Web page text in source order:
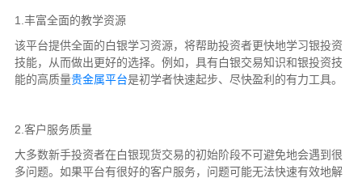
1.丰富全面的教学资源
该平台提供全面的白银学习资源，将帮助投资者更快地学习银投资
技能，从而做出更好的选择。例如，具有白银交易知识和银投资技
能的高质量贵金属平台是初学者快速起步、尽快盈利的有力工具。
2.客户服务质量
大多数新手投资者在白银现货交易的初始阶段不可避免地会遇到很
多问题。如果平台有很好的客户服务，问题可能无法快速有效地解